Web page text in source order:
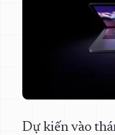
Dự kiến vào